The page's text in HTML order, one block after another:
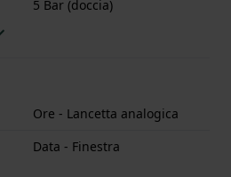
5 Bar (doccia)
Ore - Lancetta analogica
Data - Finestra